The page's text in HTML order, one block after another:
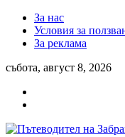
За нас
Условия за
За реклама
събота, август 8, 2026